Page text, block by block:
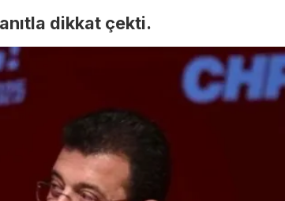
dikkat çekti.